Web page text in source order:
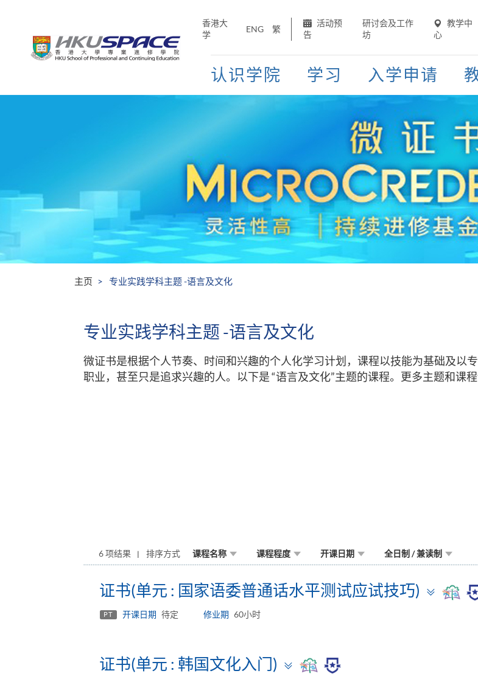
香港大
学
ENG 繁
活动预
告
研讨会及工作
坊
教学中
心
认识学院 学习 入学申请
主页 专业实践学科主题 -语言及文化
专业实践学科主题 -语言及文化
微证书是根据个人节奏、时间和兴趣的个人化学习计划，课程以技能为基础及以
职业，甚至只是追求兴趣的人。以下是 “语言及文化”主题的课程。更多主题和课
6 项结果 排序方式 课程名称 课程程度 开课日期 全日制 / 兼读制
证书(单元 : 国家语委普通话水平测试应试技巧)
PT 开课日期 待定 修业期 60小时
证书(单元 : 韩国文化入门)
Toggle